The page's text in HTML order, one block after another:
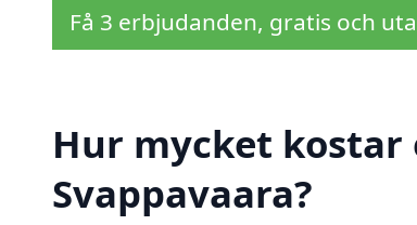
Få 3 erbjudanden, gratis och
Hur mycket
Svappavaara?